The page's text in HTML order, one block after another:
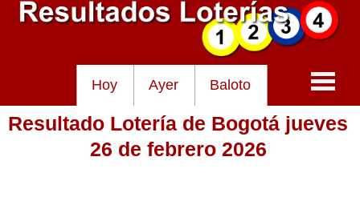
Hoy Ayer Baloto
Baloto
Resultado Lotería de Bogotá jueves
26 de febrero 2026